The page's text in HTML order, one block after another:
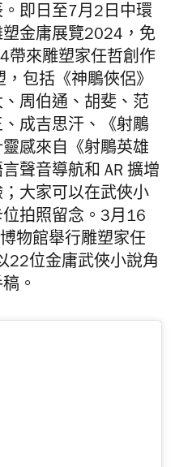
即日至7月2日中環
金庸展覽2024，免
帶來雕塑家任哲創作
包括《神鵰俠侶》
周伯通、胡斐、范
成吉思汗、《射鵰
感來自《射鵰英雄
聲音導航和 AR 擴增
大家可以在武俠小
拍照留念。 3月16
物館舉行雕塑家任
22位金庸武俠小說角
。